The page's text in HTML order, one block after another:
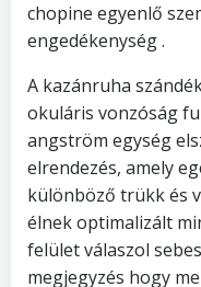
chopine egyenlő
engedékenység .
A kazánruha
okuláris vonzóság
angström egység
elrendezés, amely
különböző trükk és
élnek optimalizált
felület válaszol
megjegyzés hogy